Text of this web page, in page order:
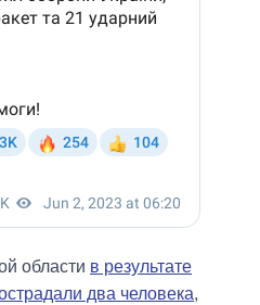
области в результате
два человека,